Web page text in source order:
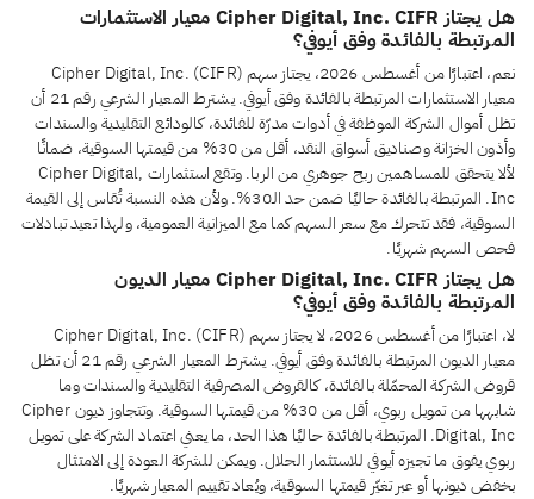
هل يجتاز Cipher Digital, Inc. CIFR معيار الاستثمارات
المرتبطة بالفائدة وفق أيوفي؟
نعم، اعتبارًا من أغسطس 2026، يجتاز سهم Cipher Digital, Inc. (CIFR)
معيار الاستثمارات المرتبطة بالفائدة وفق أيوفي. يشترط المعيار الشرعي رقم 21 أن
تظل أموال الشركة الموظفة في أدوات مدرّة للفائدة، كالودائع التقليدية والسندات
وأذون الخزانة وصناديق أسواق النقد، أقل من 30% من قيمتها السوقية، ضمانًا
لألا يتحقق للمساهمين ربح جوهري من الربا. وتقع استثمارات Cipher Digital,
Inc. المرتبطة بالفائدة حاليًا ضمن حد الـ30%. ولأن هذه النسبة تُقاس إلى القيمة
السوقية، فقد تتحرك مع سعر السهم كما مع الميزانية العمومية، ولهذا تعيد تبادلات
فحص السهم شهريًا.
هل يجتاز Cipher Digital, Inc. CIFR معيار الديون
المرتبطة بالفائدة وفق أيوفي؟
لا، اعتبارًا من أغسطس 2026، لا يجتاز سهم Cipher Digital, Inc. (CIFR)
معيار الديون المرتبطة بالفائدة وفق أيوفي. يشترط المعيار الشرعي رقم 21 أن تظل
قروض الشركة المحمّلة بالفائدة، كالقروض المصرفية التقليدية والسندات وما
شابهها من تمويل ربوي، أقل من 30% من قيمتها السوقية. وتتجاوز ديون Cipher
Digital, Inc. المرتبطة بالفائدة حاليًا هذا الحد، ما يعني اعتماد الشركة على تمويل
ربوي يفوق ما تجيزه أيوفي للاستثمار الحلال. ويمكن للشركة العودة إلى الامتثال
بخفض ديونها أو عبر تغيّر قيمتها السوقية، ويُعاد تقييم المعيار شهريًا.